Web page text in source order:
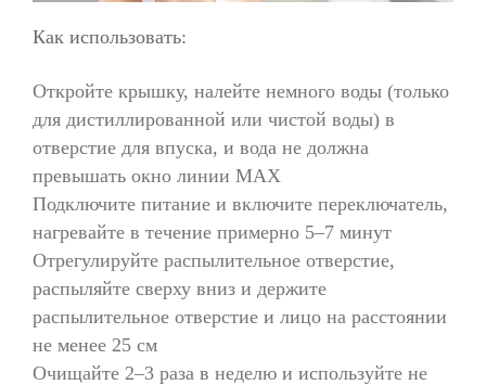
Как использовать:
Откройте крышку, налейте немного воды (только
для дистиллированной или чистой воды) в
отверстие для впуска, и вода не должна
превышать окно линии MAX
Подключите питание и включите переключатель,
нагревайте в течение примерно 5–7 минут
Отрегулируйте распылительное отверстие,
распыляйте сверху вниз и держите
распылительное отверстие и лицо на расстоянии
не менее 25 см
Очищайте 2–3 раза в неделю и используйте не